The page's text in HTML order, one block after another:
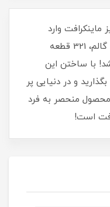
ماینکرافت وارد
شوید؟ با لگو ماینکرافت نبرد آیرون گالم، 321 قطعه
با ساختن این
و در دنیایی پر
محصول منحصر به فرد
است!